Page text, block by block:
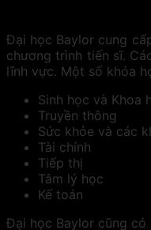
Đại học Baylor cung
chương trình tiến sĩ.
lĩnh vực. Một số khóa
Sinh học và Khoa
Truyền thông
Sức khỏe và các
Tài chính
Tiếp thị
Tâm lý học
Kế toán
Đại học Baylor cũng có